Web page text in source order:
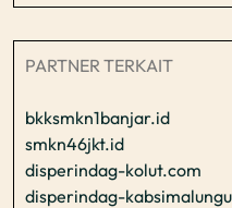
PARTNER TERKAIT
bkksmkn1banjar.id
smkn46jkt.id
disperindag-kolut.com
disperindag-